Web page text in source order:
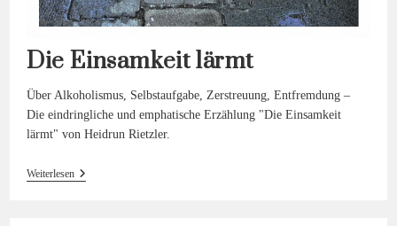
Die Einsamkeit lärmt
Über Alkoholismus, Selbstaufgabe, Zerstreuung, Entfremdung –
Die eindringliche und emphatische Erzählung "Die Einsamkeit
lärmt" von Heidrun Rietzler.
WeiterlesenDie